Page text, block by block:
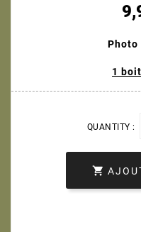
1
QUANTITY :
